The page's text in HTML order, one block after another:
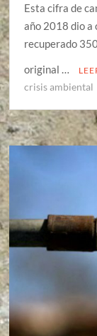
Esta cifra de
año 2018 dio a
recuperado
original …
crisis ambiental